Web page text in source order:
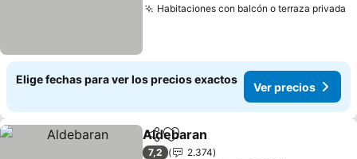
Habitaciones con balcón o terraza privada
Elige fechas para ver los precios exactos
Ver precios
CompartirAgregar a favoritos
Aldebaran
7,2
2.374